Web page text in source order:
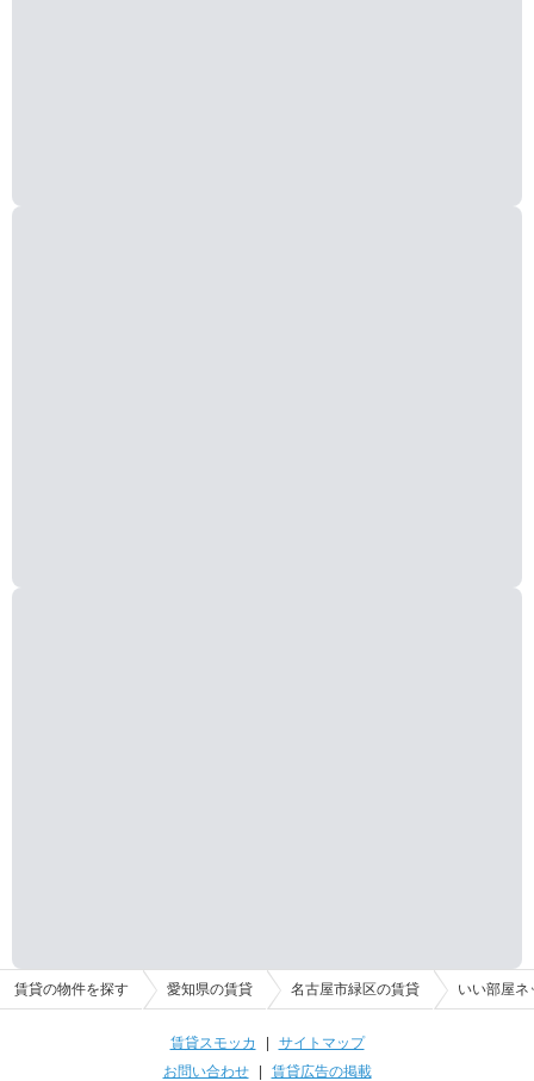
賃貸の物件を探す 愛知県の賃貸 名古屋市緑区の賃貸 いい部屋
賃貸スモッカ
サイトマップ
お問い合わせ| 賃貸広告の掲載